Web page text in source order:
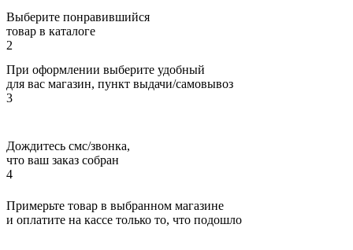
Выберите понравившийся
товар в каталоге
2
При оформлении выберите удобный
для вас магазин, пункт выдачи/самовывоз
3
Дождитесь смс/звонка,
что ваш заказ собран
4
Примерьте товар в выбранном магазине
и оплатите на кассе только то, что подошло